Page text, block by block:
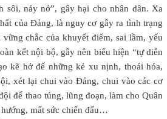
sôi, nảy nở”, gây hại cho nhân dân. Xa
của Đảng, là nguy cơ gây ra tình trạng
chắc của khuyết điểm, sai lầm, yếu
kết nội bộ, gây nên biểu hiện “tự diễn
kẽ hở để những kẻ xu nịnh, thoái hóa,
xét lại chui vào Đảng, chui vào các cơ
để thao túng, lũng đoạn, làm cho Quân
mất sức chiến đấu…